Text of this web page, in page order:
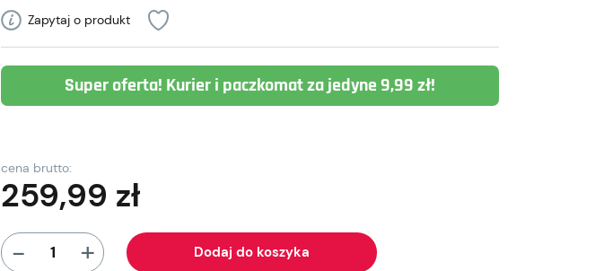
Zapytaj o produkt
Super oferta! Kurier i paczkomat za jedyne 9,99 zł!
cena brutto:
259,99 zł
- + Dodaj do koszyka